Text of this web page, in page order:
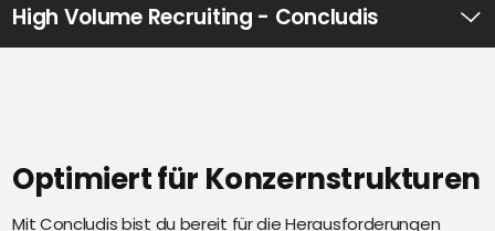
Volume
Ausbildungsmanagement
Lernen
High Volume Recruiting - Concludis
Optimiert für Konzernstrukturen
Mit Concludis bist du bereit für die Herausforderungen